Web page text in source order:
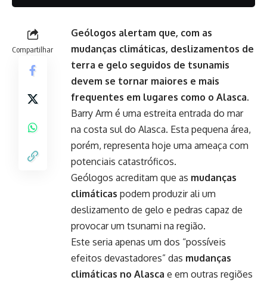
Compartilhar
Geólogos alertam que, com as
mudanças climáticas, deslizamentos de
terra e gelo seguidos de tsunamis
devem se tornar maiores e mais
frequentes em lugares como o Alasca.
Barry Arm é uma estreita entrada do mar
na costa sul do Alasca. Esta pequena área,
porém, representa hoje uma ameaça com
potenciais catastróficos.
Geólogos acreditam que as mudanças
climáticas podem produzir ali um
deslizamento de gelo e pedras capaz de
provocar um tsunami na região.
Este seria apenas um dos “possíveis
efeitos devastadores” das mudanças
climáticas no Alasca e em outras regiões